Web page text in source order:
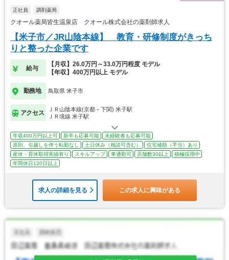
正社員 調剤薬局
クオール薬局皆生温泉店 クオール株式会社の薬剤師求人
【米子市／JR山陰本線】 教育・研修制度がきっち
りと整った企業です
給与
【月収】26.0万円～33.0万円程度 モデル
【年収】400万円以上 モデル
勤務地 鳥取県 米子市
アクセス
ＪＲ山陰本線(京都－下関) 米子駅
ＪＲ境線 米子駅
年収400万円以上可 新卒も応募可能
未経験者も応募可能
原則、引越しを伴う転勤なし
土日休み（相談可含む）
住宅補助（手当）あり
産休・育休取得実績有り
スキルアップ 車通勤可 店舗数30以上
積極採用中
年間休日120日以上
求人の詳細を見る この求人に興味がある